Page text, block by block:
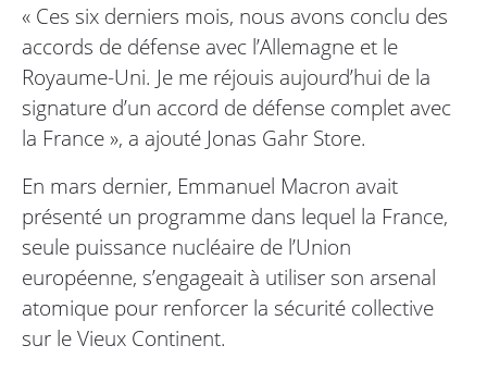
« Ces six derniers mois, nous avons conclu des
accords de défense avec l’Allemagne et le
Royaume-Uni. Je me réjouis aujourd’hui de la
signature d’un accord de défense complet avec
la France », a ajouté Jonas Gahr Store.
En mars dernier, Emmanuel Macron avait
présenté un programme dans lequel la France,
seule puissance nucléaire de l’Union
européenne, s’engageait à utiliser son arsenal
atomique pour renforcer la sécurité collective
sur le Vieux Continent.